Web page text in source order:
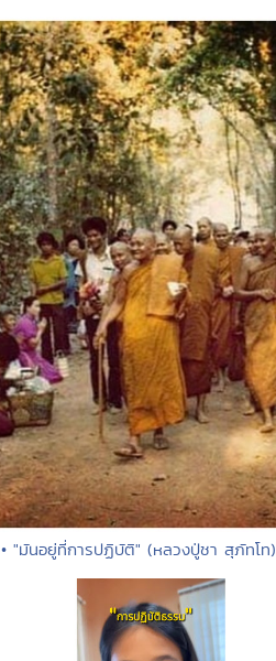
• "มันอยู่ที่การปฏิบัติ" (หลวงปู่ชา สุภัทโท)